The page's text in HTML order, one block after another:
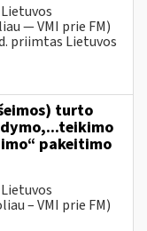
— VMI prie FM)
priimtas Lietuvos
turto
pakeitimo
– VMI prie FM)